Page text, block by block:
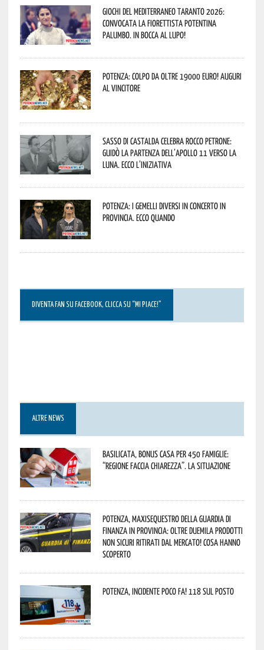
Giochi del Mediterraneo Taranto 2026:
convocata la fiorettista potentina
Palumbo. In bocca al lupo!
Potenza: colpo da oltre 19000 Euro! Auguri
al vincitore
Sasso di Castalda celebra Rocco Petrone:
guidò la partenza dell’Apollo 11 verso la
Luna. Ecco l’iniziativa
Potenza: i Gemelli DiVersi in concerto in
provincia. Ecco quando
DIVENTA FAN SU FACEBOOK, CLICCA SU “MI PIACE!”
ALTRE NEWS
Basilicata, Bonus casa per 450 famiglie:
“Regione faccia chiarezza”. La situazione
Potenza, maxisequestro della Guardia di
Finanza in provincia: oltre duemila prodotti
non sicuri ritirati dal mercato! Cosa hanno
scoperto
Potenza, incidente poco fa! 118 sul posto